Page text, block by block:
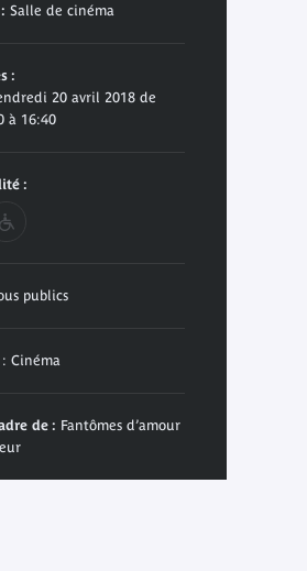
Salle de cinéma
:
20 avril 2018 de
à 16:40
:
publics
Cinéma
de : Fantômes d’amour